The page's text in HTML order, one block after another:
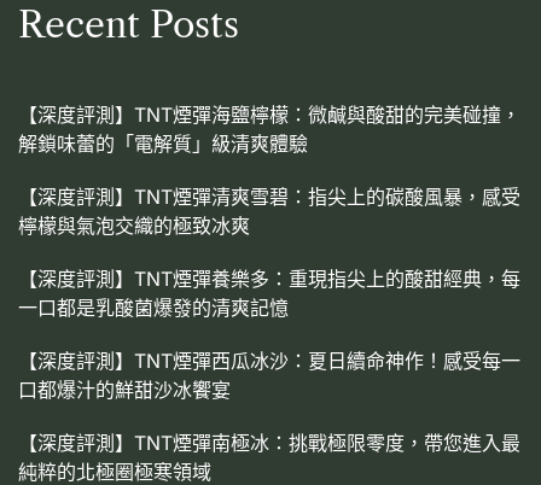
Recent Posts
【深度評測】TNT煙彈海鹽檸檬：微鹹與酸甜的完美碰撞，
解鎖味蕾的「電解質」級清爽體驗
【深度評測】TNT煙彈清爽雪碧：指尖上的碳酸風暴，感受
檸檬與氣泡交織的極致冰爽
【深度評測】TNT煙彈養樂多：重現指尖上的酸甜經典，每
一口都是乳酸菌爆發的清爽記憶
【深度評測】TNT煙彈西瓜冰沙：夏日續命神作！感受每一
口都爆汁的鮮甜沙冰饗宴
【深度評測】TNT煙彈南極冰：挑戰極限零度，帶您進入最
純粹的北極圈極寒領域